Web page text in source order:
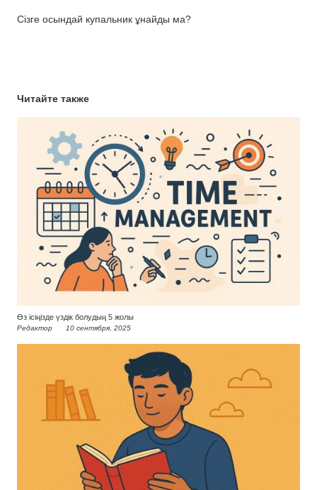
Сізге осындай купальник ұнайды ма?
Читайте также
Өз ісіңізде үздік болудың 5 жолы
Редактор 10 сентября, 2025